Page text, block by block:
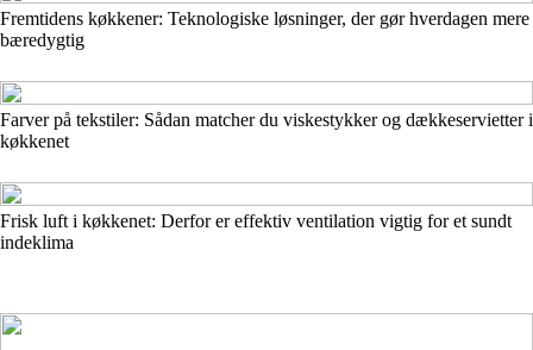
Fremtidens køkkener: Teknologiske løsninger, der gør hverdagen mere
bæredygtig
Farver på tekstiler: Sådan matcher du viskestykker og dækkeservietter i
køkkenet
Frisk luft i køkkenet: Derfor er effektiv ventilation vigtig for et sundt
indeklima